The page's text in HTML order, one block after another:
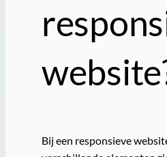
Bij een responsieve